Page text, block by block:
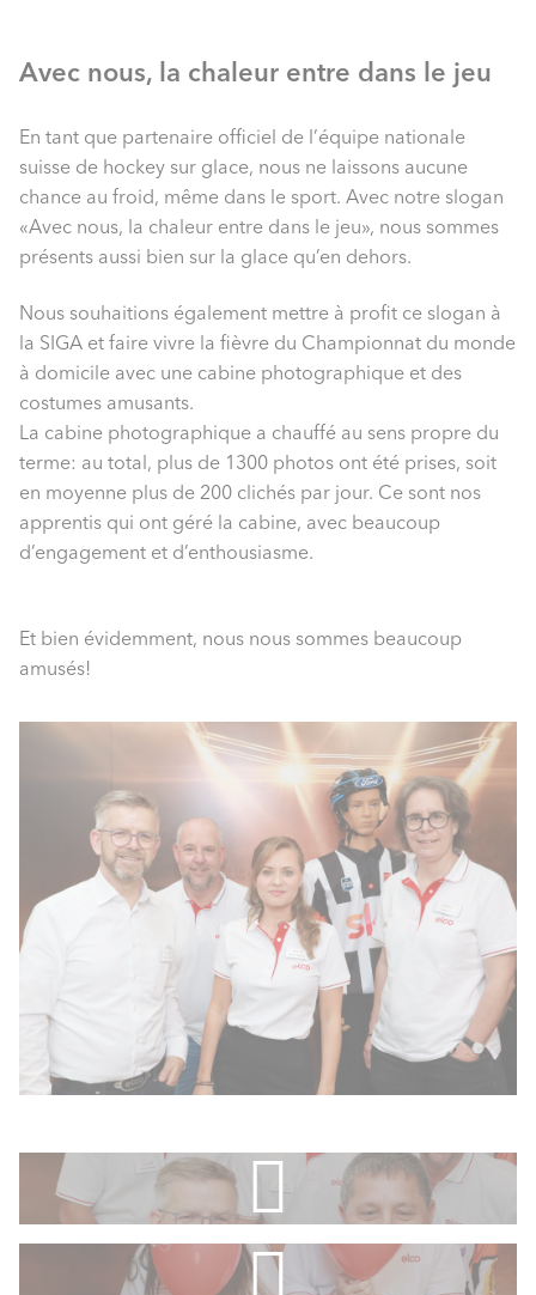
Avec nous, la chaleur entre dans le jeu
En tant que partenaire officiel de l’équipe nationale
suisse de hockey sur glace, nous ne laissons aucune
chance au froid, même dans le sport. Avec notre slogan
«Avec nous, la chaleur entre dans le jeu», nous sommes
présents aussi bien sur la glace qu’en dehors.
Nous souhaitions également mettre à profit ce slogan à
la SIGA et faire vivre la fièvre du Championnat du monde
à domicile avec une cabine photographique et des
costumes amusants.
La cabine photographique a chauffé au sens propre du
terme: au total, plus de 1300 photos ont été prises, soit
en moyenne plus de 200 clichés par jour. Ce sont nos
apprentis qui ont géré la cabine, avec beaucoup
d’engagement et d’enthousiasme.
Et bien évidemment, nous nous sommes beaucoup
amusés!